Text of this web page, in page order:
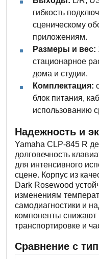
гибкость
сценическому
приложениям.
Размеры и вес:
стационарное
дома и студии.
Комплектация:
блок питания,
использованию
Надежность и
Yamaha CLP-845 R
долговечность
для интенсивного
сцене. Корпус из
Dark Rosewood
изменениям
самодиагностики и
компоненты снижают
транспортировке и
Сравнение с